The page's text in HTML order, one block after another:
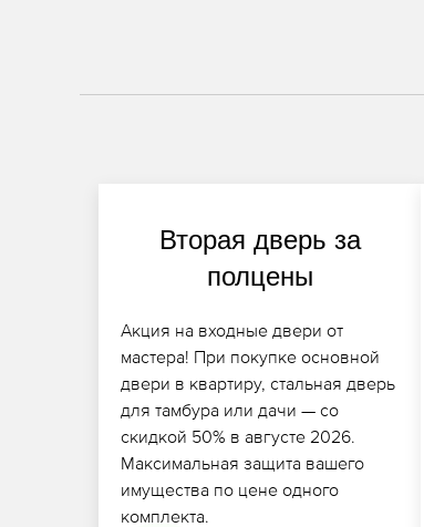
Вторая дверь за
полцены
Акция на входные двери от
мастера! При покупке основной
двери в квартиру, стальная дверь
для тамбура или дачи — со
скидкой 50% в августе 2026.
Максимальная защита вашего
имущества по цене одного
комплекта.